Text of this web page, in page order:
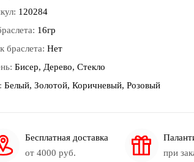
120284
16гр
браслета: Нет
Бисер, Дерево, Стекло
Белый, Золотой, Коричневый, Розовый
Бесплатная доставка
от 4000 руб.
при